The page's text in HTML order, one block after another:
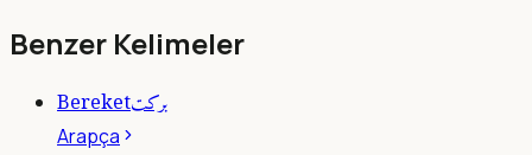
Benzer Kelimeler
Bereketبركت
Arapça